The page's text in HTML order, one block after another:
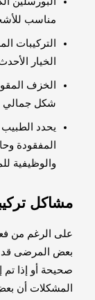
مناسب
التركيبات
الخيار
الخزف
شكل جمالي
يحدد الطبيب
المفقودة
والوظيفية
مشاكل
على الرغم من
بعض المرضى قد
صحيحة أو إذا تم
المشكلات أن